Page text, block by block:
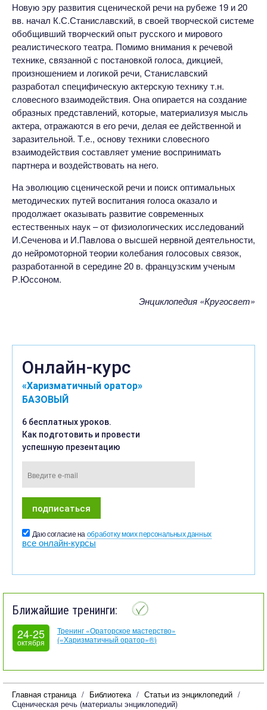
Новую эру развития сценической речи на рубеже 19 и 20
вв. начал К.С.Станиславский, в своей творческой системе
обобщивший творческий опыт русского и мирового
реалистического театра. Помимо внимания к речевой
технике, связанной с постановкой голоса, дикцией,
произношением и логикой речи, Станиславский
разработал специфическую актерскую технику т.н.
словесного взаимодействия. Она опирается на создание
образных представлений, которые, материализуя мысль
актера, отражаются в его речи, делая ее действенной и
заразительной. Т.е., основу техники словесного
взаимодействия составляет умение воспринимать
партнера и воздействовать на него.
На эволюцию сценической речи и поиск оптимальных
методических путей воспитания голоса оказало и
продолжает оказывать развитие современных
естественных наук – от физиологических исследований
И.Сеченова и И.Павлова о высшей нервной деятельности,
до нейромоторной теории колебания голосовых связок,
разработанной в середине 20 в. французским ученым
Р.Юссоном.
Энциклопедия «Кругосвет»
Онлайн-курс
«Харизматичный оратор»
БАЗОВЫЙ
6 бесплатных уроков.
Как подготовить и провести
успешную презентацию
Даю согласие на обработку моих персональных данных
все онлайн-курсы
Ближайшие тренинги:
24-25
октября
Тренинг «Ораторское мастерство»
(«Харизматичный оратор»®)
Главная страница Библиотека
Статьи из энциклопедий
Сценическая речь (материалы энциклопедий)